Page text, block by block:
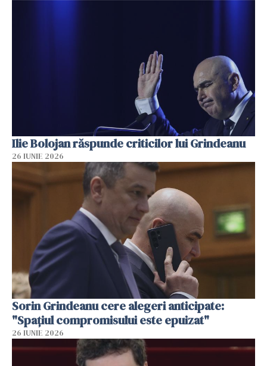
Ilie Bolojan răspunde criticilor lui Grindeanu
26 IUNIE 2026
Sorin Grindeanu cere alegeri anticipate:
"Spațiul compromisului este epuizat"
26 IUNIE 2026